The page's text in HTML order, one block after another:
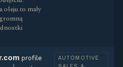
oleju to mały
profile
AUTOMOTIVE